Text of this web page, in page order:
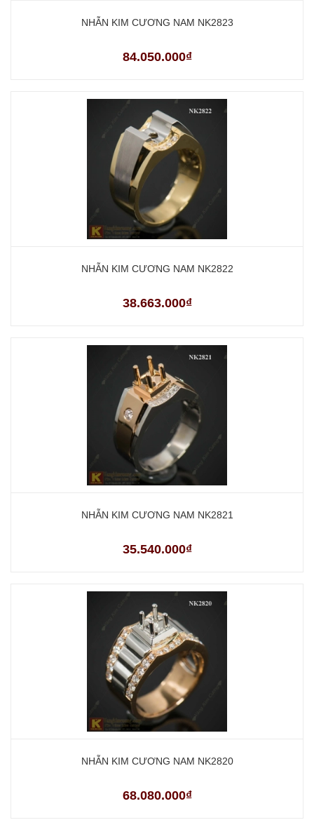
NHẪN KIM CƯƠNG NAM NK2823
84.050.000₫
NHẪN KIM CƯƠNG NAM NK2822
38.663.000₫
NHẪN KIM CƯƠNG NAM NK2821
35.540.000₫
NHẪN KIM CƯƠNG NAM NK2820
68.080.000₫